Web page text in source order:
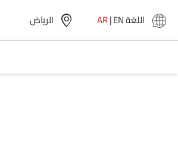
الرياض‎ اللغةEN
|
AR